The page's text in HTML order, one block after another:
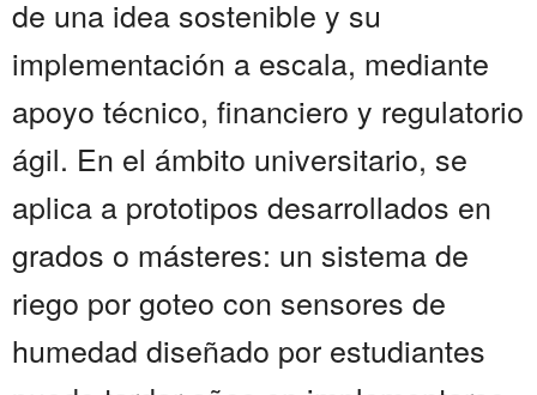
de una idea sostenible y su
implementación a escala, mediante
apoyo técnico, financiero y regulatorio
ágil. En el ámbito universitario, se
aplica a prototipos desarrollados en
grados o másteres: un sistema de
riego por goteo con sensores de
humedad diseñado por estudiantes